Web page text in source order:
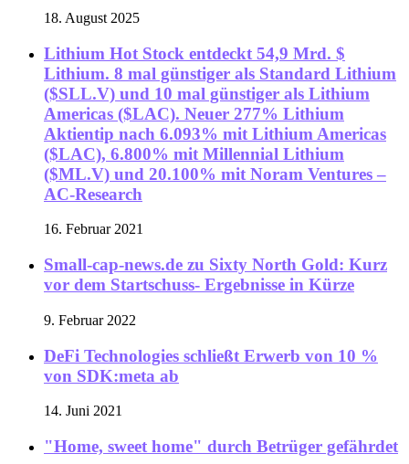
18. August 2025
Lithium Hot Stock entdeckt 54,9 Mrd. $
Lithium. 8 mal günstiger als Standard Lithium
($SLL.V) und 10 mal günstiger als Lithium
Americas ($LAC). Neuer 277% Lithium
Aktientip nach 6.093% mit Lithium Americas
($LAC), 6.800% mit Millennial Lithium
($ML.V) und 20.100% mit Noram Ventures –
AC-Research
16. Februar 2021
Small-cap-news.de zu Sixty North Gold: Kurz
vor dem Startschuss- Ergebnisse in Kürze
9. Februar 2022
DeFi Technologies schließt Erwerb von 10 %
von SDK:meta ab
14. Juni 2021
"Home, sweet home" durch Betrüger gefährdet